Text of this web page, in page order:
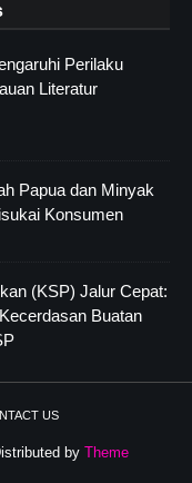
Perilaku
Literatur
Papua dan Minyak
Konsumen
(KSP) Jalur Cepat:
Buatan
US
by Theme